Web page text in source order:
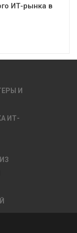
ИТ-рынка в
И
ИТ-